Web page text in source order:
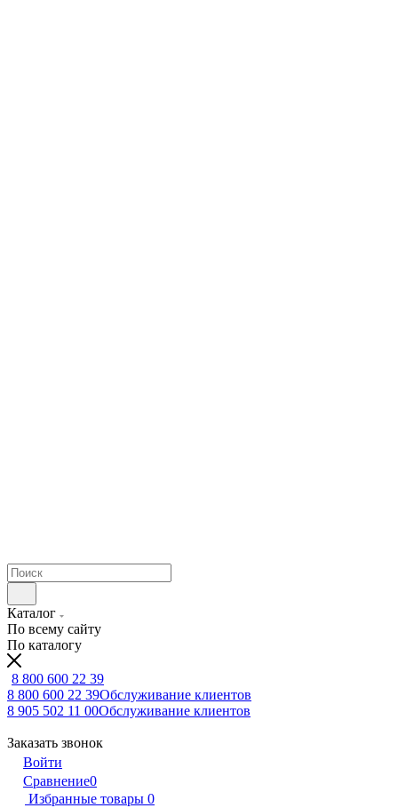
Каталог
По всему сайту
По каталогу
8 800 600 22 39
8 800 600 22 39Обслуживание клиентов
8 905 502 11 00Обслуживание клиентов
Заказать звонок
Войти
Сравнение0
Избранные товары 0